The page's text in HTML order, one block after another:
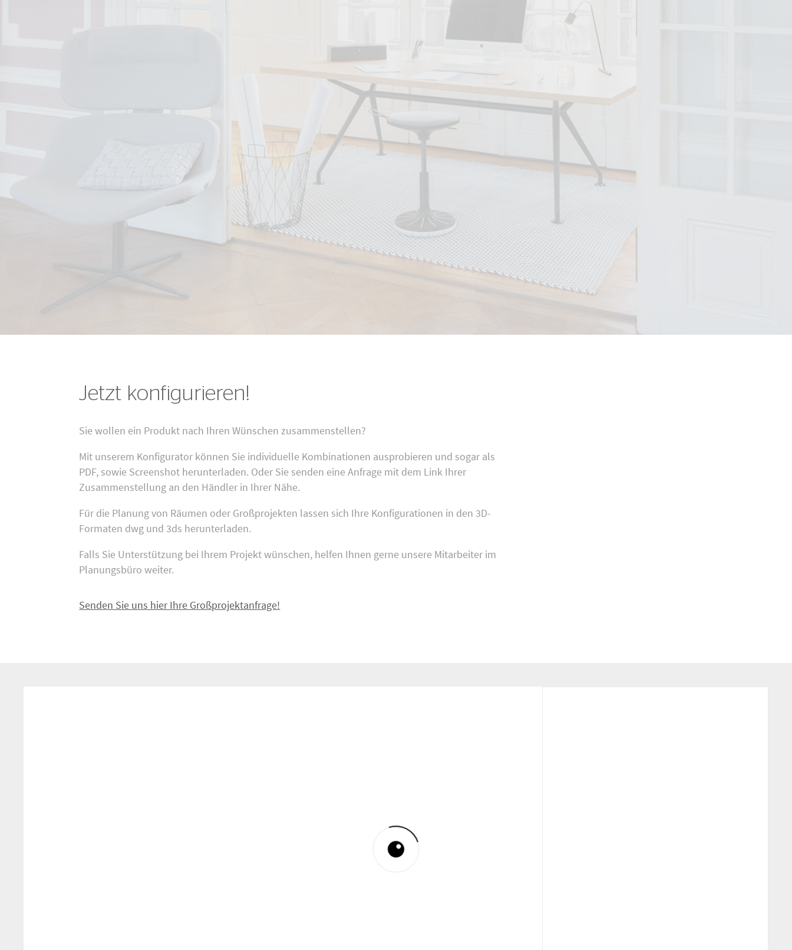
Jetzt konfigurieren!
Sie wollen ein Produkt nach Ihren Wünschen zusammenstellen?
Mit unserem Konfigurator können Sie individuelle Kombinationen ausprobieren und sogar als
PDF, sowie Screenshot herunterladen. Oder Sie senden eine Anfrage mit dem Link Ihrer
Zusammenstellung an den Händler in Ihrer Nähe.
Für die Planung von Räumen oder Großprojekten lassen sich Ihre Konfigurationen in den 3D-
Formaten dwg und 3ds herunterladen.
Falls Sie Unterstützung bei Ihrem Projekt wünschen, helfen Ihnen gerne unsere Mitarbeiter im
Planungsbüro weiter.
Senden Sie uns hier Ihre Großprojektanfrage!